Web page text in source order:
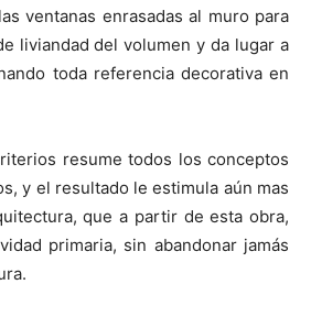
ventanas enrasadas al muro para
liviandad del volumen y da lugar a
toda referencia decorativa en
resume todos los conceptos
y el resultado le estimula aún mas
que a partir de esta obra,
primaria, sin abandonar jamás